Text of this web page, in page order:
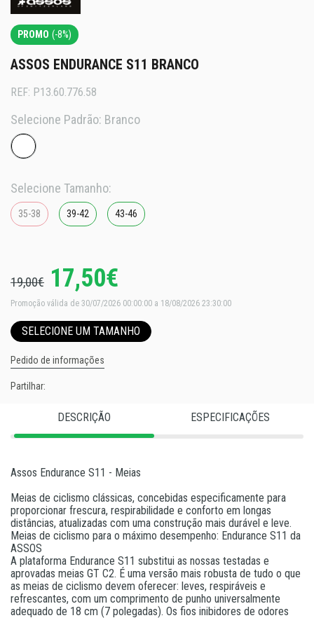
DESCRIÇÃO ESPECIFICAÇÕES
Assos Endurance S11 - Meias
Meias de ciclismo clássicas, concebidas especificamente para
proporcionar frescura, respirabilidade e conforto em longas
distâncias, atualizadas com uma construção mais durável e leve.
Meias de ciclismo para o máximo desempenho: Endurance S11 da
ASSOS
A plataforma Endurance S11 substitui as nossas testadas e
aprovadas meias GT C2. É uma versão mais robusta de tudo o que
as meias de ciclismo devem oferecer: leves, respiráveis ​​e
refrescantes, com um comprimento de punho universalmente
adequado de 18 cm (7 polegadas). Os fios inibidores de odores
PROMO (-8%)
ASSOS ENDURANCE S11 BRANCO
REF: P13.60.776.58
Selecione Padrão: Branco
Selecione Tamanho:
35-38 39-42 43-46
19,00€ 17,50€
Promoção válida de 30/07/2026 00:00:00 a 18/08/2026 23:30:00
SELECIONE UM TAMANHO
Pedido de informações
Partilhar: